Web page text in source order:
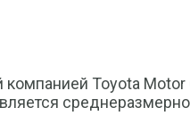
Toyota